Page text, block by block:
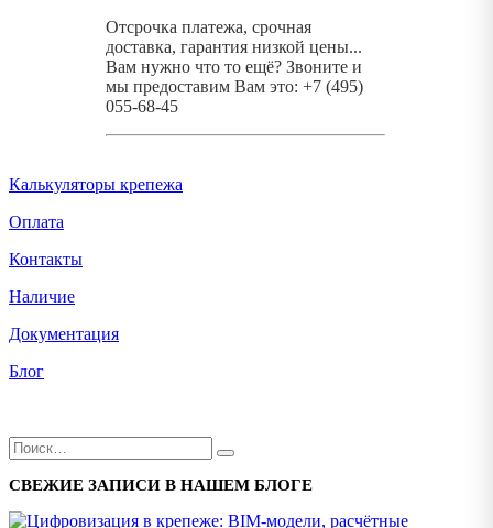
Отсрочка платежа, срочная
доставка, гарантия низкой цены...
Вам нужно что то ещё? Звоните и
мы предоставим Вам это: +7 (495)
055-68-45
Калькуляторы крепежа
Оплата
Контакты
Наличие
Документация
Блог
СВЕЖИЕ ЗАПИСИ В НАШЕМ БЛОГЕ